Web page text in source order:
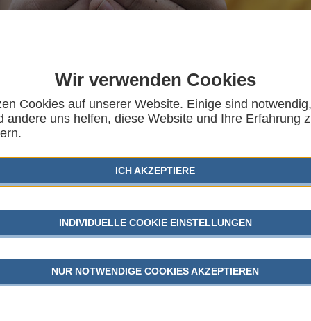
Wir verwenden Cookies
Cookies auf unserer Website. Einige sind notwendig,
andere uns helfen, diese Website und Ihre Erfahrung
ICH AKZEPTIERE
INDIVIDUELLE COOKIE EINSTELLUNGEN
NUR NOTWENDIGE COOKIES AKZEPTIEREN
zur Umsetzung
in
und in der
„KINDHEIT UND
FÜR FRÜHKINDLICHE
FÜR KINDER- UND
SGB VIII